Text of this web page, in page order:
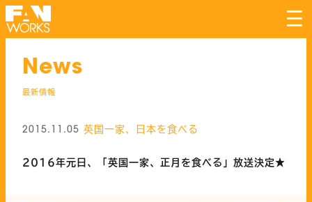
News
最新情報
2015.11.05 英国一家、日本を食べる
2016年元日、「英国一家、正月を食べる」放送決定★